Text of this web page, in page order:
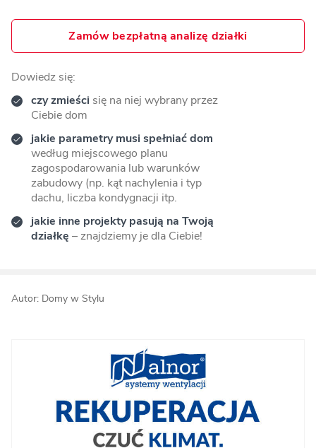
Zamów bezpłatną analizę działki
Dowiedz się:
czy zmieści się na niej wybrany przez
Ciebie dom
jakie parametry musi spełniać dom
według miejscowego planu
zagospodarowania lub warunków
zabudowy (np. kąt nachylenia i typ
dachu, liczba kondygnacji itp.
jakie inne projekty pasują na Twoją
działkę – znajdziemy je dla Ciebie!
Autor: Domy w Stylu